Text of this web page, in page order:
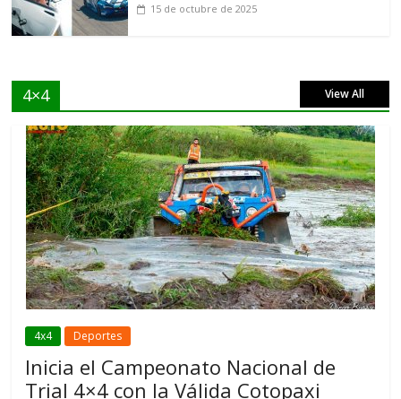
15 de octubre de 2025
4×4 View All
4x4 Deportes
Inicia el Campeonato Nacional de
Trial 4×4 con la Válida Cotopaxi